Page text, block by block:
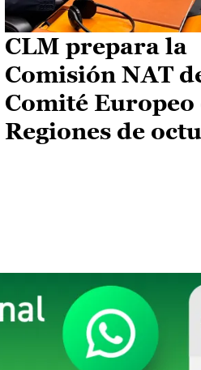
CLM prepara la
Comisión NAT
Comité Europeo
Regiones de